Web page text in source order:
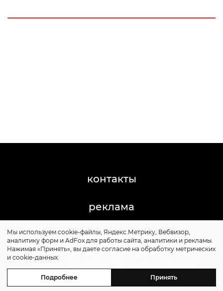
контакты
реклама
©2011-2026 Posta-Magazine
Сайт может содержать контент, не предназначенный
для лиц младше 16 лет.
Политика обработки персональных данных
Мы используем cookie-файлы, Яндекс.Метрику, Вебвизор,
аналитику форм и AdFox для работы сайта, аналитики и рекламы.
Нажимая «Принять», вы даете согласие на обработку метрических
и cookie-данных.
Подробнее Принять